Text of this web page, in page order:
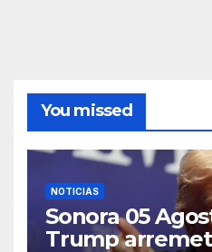
You missed
NOTICIAS
Sonora 05
Trump